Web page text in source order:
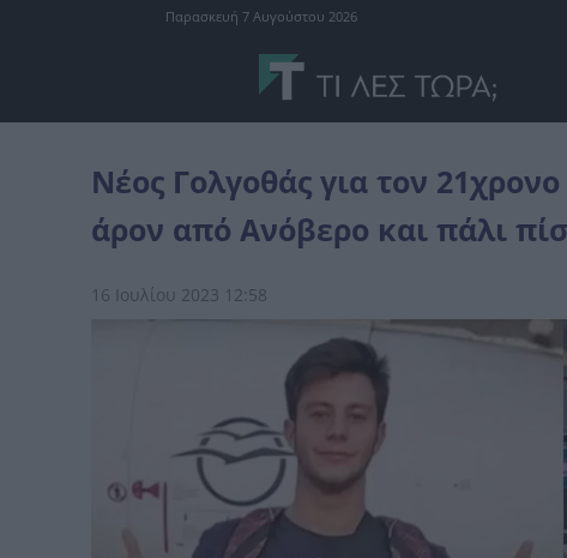
Παρασκευή 7 Αυγούστου 2026
Νέος Γολγοθάς για τον
άρον από Ανόβερο και πάλι
16 Ιουλίου 2023 12:58